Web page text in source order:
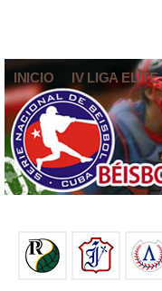
INICIO IV LIGA ELITE